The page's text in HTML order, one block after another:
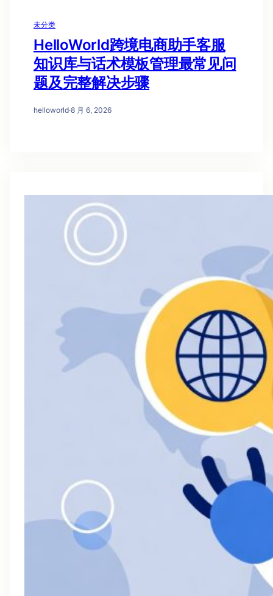
未分类
HelloWorld跨境电商助手客服
知识库与话术模板管理最常见问
题及完整解决步骤
helloworld·8 月 6, 2026